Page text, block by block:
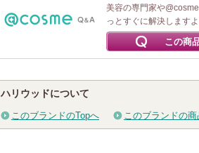
美容の専門家や
っとすぐに解決しますよ
この商
ハリウッドについて
このブランドのTopへ このブランドの